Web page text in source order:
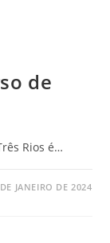
de
Rios é…
JANEIRO DE 2024